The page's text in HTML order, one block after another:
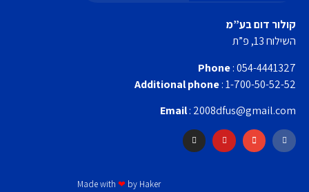
קולור דום בע”מ
השילוח 13, פ”ת
Phone: 054-4441327
Additional phone: 1-700-50-52-52
Email: 2008dfus@gmail.com
Made with ❤ by Haker